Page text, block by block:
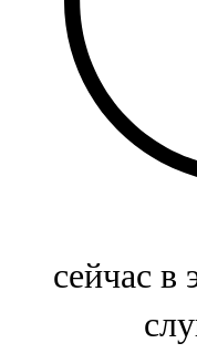
104,9 FM
Баулы
107,5 FM
Биләр
Болгар
сейчас в